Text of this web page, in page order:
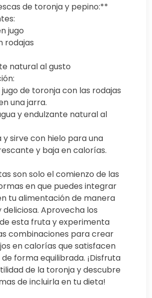
de toronja y pepino:**
jugo
rodajas
natural al gusto
jugo de toronja con las rodajas
una jarra.
y endulzante natural al
y sirve con hielo para una
y baja en calorías.
son solo el comienzo de las
en que puedes integrar
tu alimentación de manera
deliciosa. Aprovecha los
esta fruta y experimenta
combinaciones para crear
en calorías que satisfacen
forma equilibrada. ¡Disfruta
de la toronja y descubre
de incluirla en tu dieta!